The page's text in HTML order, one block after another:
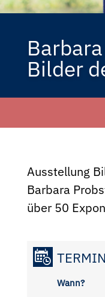
Bilder
Ausstellung
Barbara
über 50
Wann?